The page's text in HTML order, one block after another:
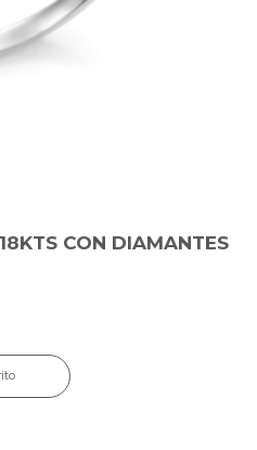
CON DIAMANTES